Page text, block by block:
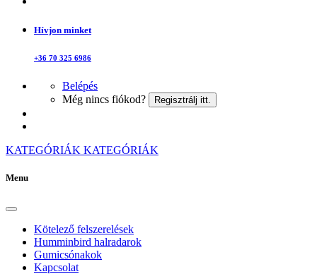
Hívjon minket
+36 70 325 6986
Belépés
Még nincs fiókod?
Regisztrálj itt.
KATEGÓRIÁK KATEGÓRIÁK
Menu
Kötelező felszerelések
Humminbird halradarok
Gumicsónakok
Kapcsolat